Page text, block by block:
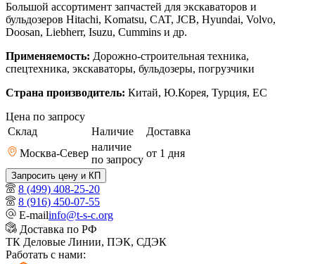
Большой ассортимент запчастей для экскаваторов и
бульдозеров Hitachi, Komatsu, CAT, JCB, Hyundai, Volvo,
Doosan, Liebherr, Isuzu, Cummins и др.
Применяемость: Дорожно-строительная техника,
спецтехника, экскаваторы, бульдозеры, погрузчики
Страна производитель: Китай, Ю.Корея, Турция, ЕС
Цена по запросу
Склад
Наличие
Доставка
Москва-Север
наличие
по запросу
от 1 дня
Запросить цену и КП
8 (499) 408-25-20
8 (916) 450-07-55
E-mailinfo@t-s-c.org
Доставка по РФ
ТК Деловые Линии, ПЭК, СДЭК
Работать с нами: